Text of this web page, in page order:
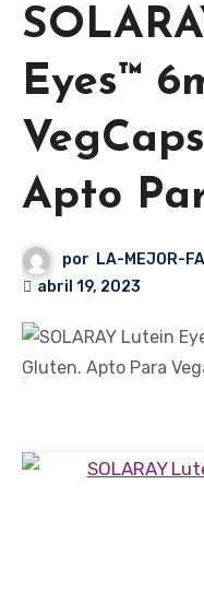
Eyes™
Apto
por LA-MEJOR-
abril 19, 2023